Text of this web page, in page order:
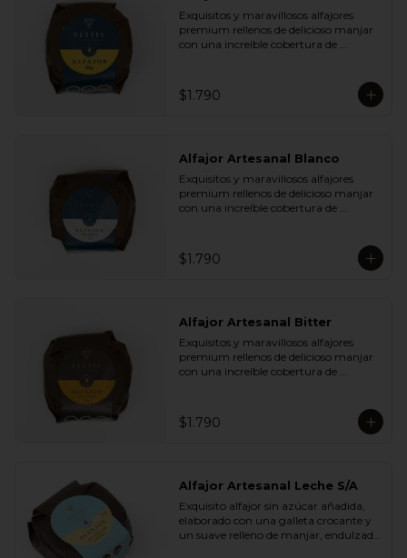
Plátano Chips y Cranberries
- Chocolate Leche 35% Cacao con
Almendras y Nibs de Cacao
- Chocolate Leche 35% Cacao con Maní
Semillas de Zapallo y Quinoa
- Chocolate Bitter 55% Cacao con Maní
Exquisitos y maravillosos alfajores
premium rellenos de delicioso manjar
con una increíble cobertura de
$1.790
Alfajor Artesanal Blanco
Exquisitos y maravillosos alfajores
premium rellenos de delicioso manjar
con una increíble cobertura de
queremos.
$1.790
Alfajor Artesanal Bitter
Exquisitos y maravillosos alfajores
premium rellenos de delicioso manjar
con una increíble cobertura de
$1.790
Alfajor Artesanal Leche S/A
Exquisito alfajor sin azúcar añadida,
elaborado con una galleta crocante y
un suave relleno de manjar, endulzado